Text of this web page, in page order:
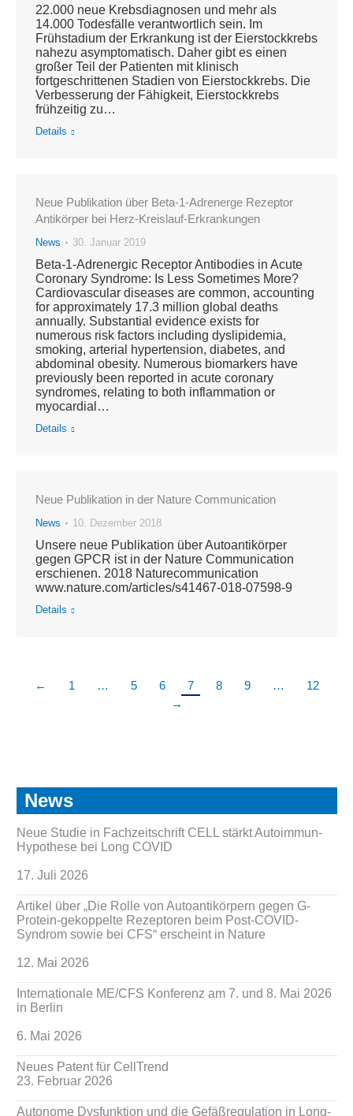
22.000 neue Krebsdiagnosen und mehr als
14.000 Todesfälle verantwortlich sein. Im
Frühstadium der Erkrankung ist der Eierstockkrebs
nahezu asymptomatisch. Daher gibt es einen
großer Teil der Patienten mit klinisch
fortgeschrittenen Stadien von Eierstockkrebs. Die
Verbesserung der Fähigkeit, Eierstockkrebs
frühzeitig zu…
Details
Neue Publikation über Beta-1-Adrenerge Rezeptor
Antikörper bei Herz-Kreislauf-Erkrankungen
News 30. Januar 2019
Beta-1-Adrenergic Receptor Antibodies in Acute
Coronary Syndrome: Is Less Sometimes More?
Cardiovascular diseases are common, accounting
for approximately 17.3 million global deaths
annually. Substantial evidence exists for
numerous risk factors including dyslipidemia,
smoking, arterial hypertension, diabetes, and
abdominal obesity. Numerous biomarkers have
previously been reported in acute coronary
syndromes, relating to both inflammation or
myocardial…
Details
Neue Publikation in der Nature Communication
News 10. Dezember 2018
Unsere neue Publikation über Autoantikörper
gegen GPCR ist in der Nature Communication
erschienen. 2018 Naturecommunication
www.nature.com/articles/s41467-018-07598-9
Details
← 1 … 5 6 7 8 9 …
12
→
News
Neue Studie in Fachzeitschrift CELL stärkt Autoimmun-
Hypothese bei Long COVID
17. Juli 2026
Artikel über „Die Rolle von Autoantikörpern gegen G-
Protein-gekoppelte Rezeptoren beim Post-COVID-
Syndrom sowie bei CFS“ erscheint in Nature
12. Mai 2026
Internationale ME/CFS Konferenz am 7. und 8. Mai 2026
in Berlin
6. Mai 2026
Neues Patent für CellTrend
23. Februar 2026
Autonome Dysfunktion und die Gefäßregulation in Long-